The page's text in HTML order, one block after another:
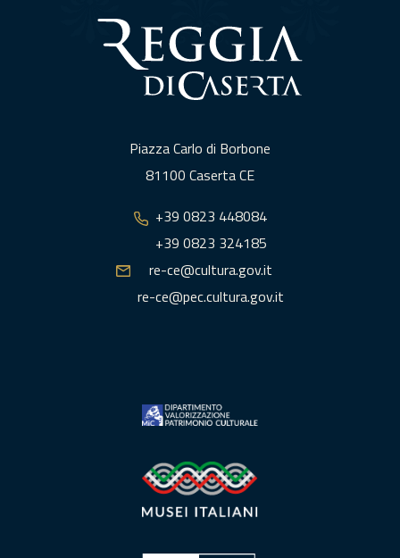
Piazza Carlo di Borbone
81100 Caserta CE
+39 0823 448084
+39 0823 324185
re-ce@cultura.gov.it
re-ce@pec.cultura.gov.it